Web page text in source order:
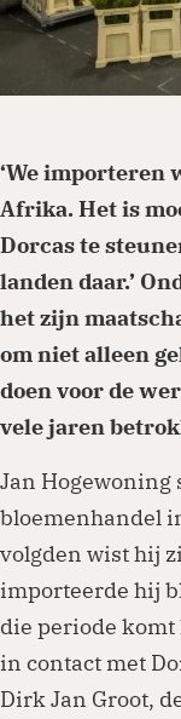
‘We importeren
Afrika. Het is
Dorcas te
landen daar.’
het zijn
om niet alleen
doen voor de
vele jaren
Jan
bloemenhandel
volgden wist hij
importeerde hij
die periode
in contact met
Dirk Jan Groot,
Je kunt
onze
kies het
Doneren